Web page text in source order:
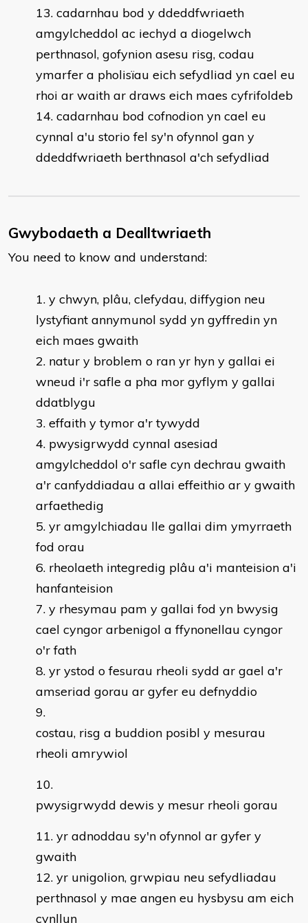
cadarnhau bod y ddeddfwriaeth
amgylcheddol ac iechyd a diogelwch
perthnasol, gofynion asesu risg, codau
ymarfer a pholisïau eich sefydliad yn cael eu
rhoi ar waith ar draws eich maes cyfrifoldeb
cadarnhau bod cofnodion yn cael eu
cynnal a'u storio fel sy'n ofynnol gan y
ddeddfwriaeth berthnasol a'ch sefydliad
Gwybodaeth a Dealltwriaeth
You need to know and understand:
y chwyn, plâu, clefydau, diffygion neu
lystyfiant annymunol sydd yn gyffredin yn
eich maes gwaith
natur y broblem o ran yr hyn y gallai ei
wneud i'r safle a pha mor gyflym y gallai
ddatblygu
effaith y tymor a'r tywydd
pwysigrwydd cynnal asesiad
amgylcheddol o'r safle cyn dechrau gwaith
a'r canfyddiadau a allai effeithio ar y gwaith
arfaethedig
yr amgylchiadau lle gallai dim ymyrraeth
fod orau
rheolaeth integredig plâu a'i manteision a'i
hanfanteision
y rhesymau pam y gallai fod yn bwysig
cael cyngor arbenigol a ffynonellau cyngor
o'r fath
yr ystod o fesurau rheoli sydd ar gael a'r
amseriad gorau ar gyfer eu defnyddio
costau, risg a buddion posibl y mesurau
rheoli amrywiol
pwysigrwydd dewis y mesur rheoli gorau
yr adnoddau sy'n ofynnol ar gyfer y
gwaith
yr unigolion, grwpiau neu sefydliadau
perthnasol y mae angen eu hysbysu am eich
cynllun